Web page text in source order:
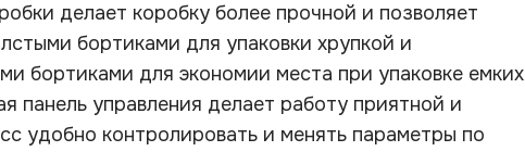
делает коробку более прочной и позволяет
бортиками для упаковки хрупкой и
бортиками для экономии места при упаковке емких
панель управления делает работу приятной и
удобно контролировать и менять параметры по